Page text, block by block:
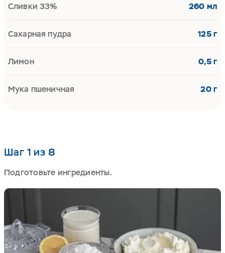
Шаг 1 из 8
Подготовьте ингредиенты.
Сливки 33% 260 мл
Сахарная пудра 125 г
Лимон 0,5 г
Мука пшеничная 20 г